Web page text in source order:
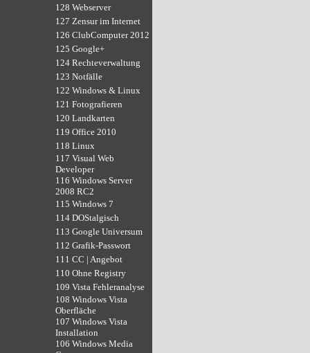
128 Webserver
127 Zensur im Internet
126 ClubComputer 2012
125 Google+
124 Rechteverwaltung
123 Notfälle
122 Windows & Linux
121 Fotografieren
120 Landkarten
119 Office 2010
118 Linux
117 Visual Web
Developer
116 Windows Server
2008 RC2
115 Windows 7
114 DOStalgisch
113 Google Universum
112 Grafik-Passwort
111 CC | Angebot
110 Ohne Registry
109 Vista Fehleranalyse
108 Windows Vista
Oberfläche
107 Windows Vista
Installation
106 Windows Media